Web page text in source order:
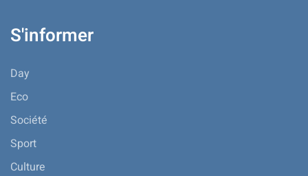
S'informer
Day
Eco
Société
Sport
Culture